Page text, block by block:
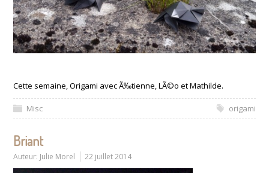
Cette semaine, Origami avec Ã‰tienne, LÃ©o et Mathilde.
Misc origami
Briant
Auteur: Julie Morel 22 juillet 2014